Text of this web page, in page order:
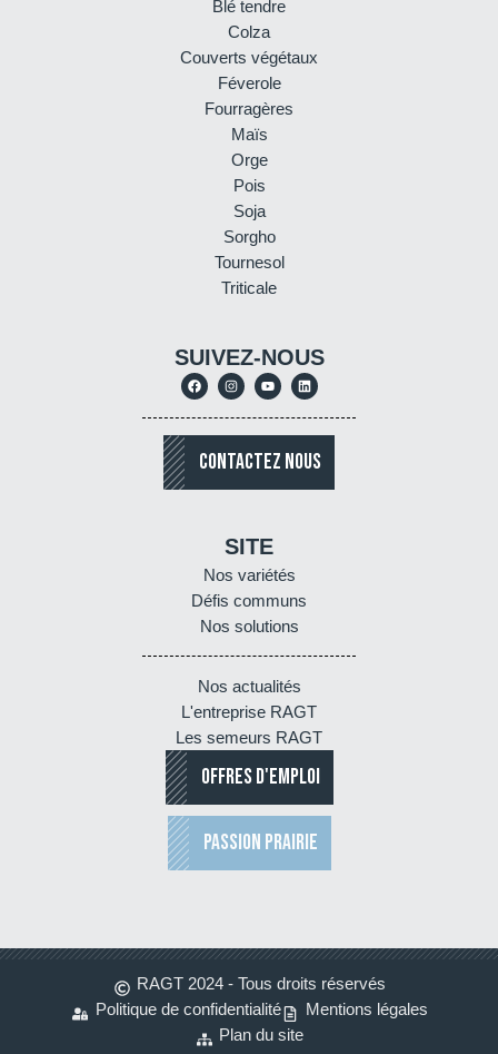
Blé tendre
Colza
Couverts végétaux
Féverole
Fourragères
Maïs
Orge
Pois
Soja
Sorgho
Tournesol
Triticale
SUIVEZ-NOUS
CONTACTEZ NOUS
SITE
Nos variétés
Défis communs
Nos solutions
Nos actualités
L'entreprise RAGT
Les semeurs RAGT
OFFRES D'EMPLOI
PASSION PRAIRIE
RAGT 2024 - Tous droits réservés
Politique de confidentialité
Mentions légales
Plan du site